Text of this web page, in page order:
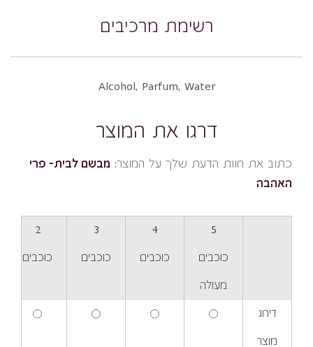
רשימת מרכיבים
Alcohol, Parfum, Water
דרגו את המוצר
כתוב את חוות הדעת שלך על המוצר: מבשם לבית- פרי
האהבה
5
כוכבים
מעולה
4
כוכבים
3
כוכבים
2
כוכבים
דירוג
מוצר